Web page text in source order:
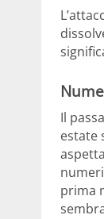
Il
estate
prima